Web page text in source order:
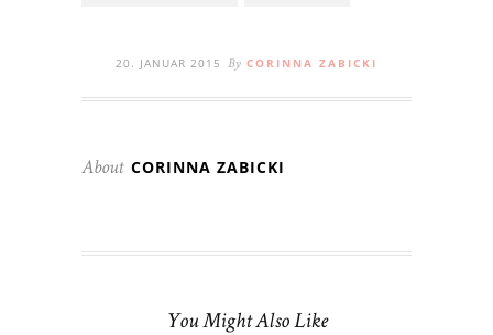
20. JANUAR 2015 By CORINNA ZABICKI
About CORINNA ZABICKI
You Might Also Like